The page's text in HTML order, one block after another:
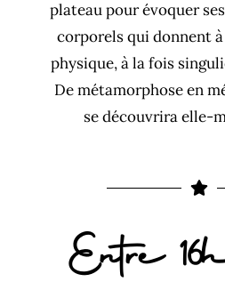
plateau pour évoquer
corporels qui donnent
physique, à la fois
De métamorphose en
se découvrira elle-
Entre